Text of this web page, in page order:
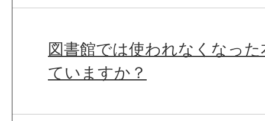
図書館では使われなくなっ
ていますか？